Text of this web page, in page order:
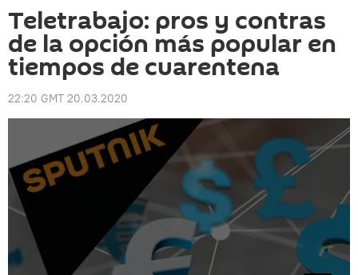
Teletrabajo: pros y contras
de la opción más popular en
tiempos de cuarentena
22:20 GMT 20.03.2020